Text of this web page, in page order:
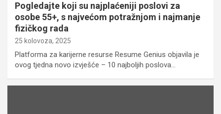
Pogledajte koji su najplaćeniji poslovi za
osobe 55+, s najvećom potražnjom i najmanje
fizičkog rada
25 kolovoza, 2025
Platforma za karijerne resurse Resume Genius objavila je
ovog tjedna novo izvješće – 10 najboljih poslova…